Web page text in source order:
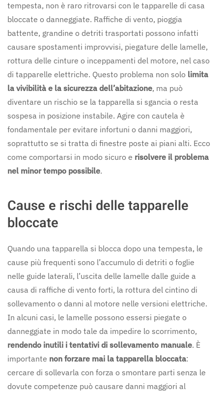
tempesta, non è raro ritrovarsi con le tapparelle di casa
bloccate o danneggiate. Raffiche di vento, pioggia
battente, grandine o detriti trasportati possono infatti
causare spostamenti improvvisi, piegature delle lamelle,
rottura delle cinture o inceppamenti del motore, nel caso
di tapparelle elettriche. Questo problema non solo limita
la vivibilità e la sicurezza dell’abitazione, ma può
diventare un rischio se la tapparella si sgancia o resta
sospesa in posizione instabile. Agire con cautela è
fondamentale per evitare infortuni o danni maggiori,
soprattutto se si tratta di finestre poste ai piani alti. Ecco
come comportarsi in modo sicuro e risolvere il problema
nel minor tempo possibile.
Cause e rischi delle tapparelle
bloccate
Quando una tapparella si blocca dopo una tempesta, le
cause più frequenti sono l’accumulo di detriti o foglie
nelle guide laterali, l’uscita delle lamelle dalle guide a
causa di raffiche di vento forti, la rottura del cintino di
sollevamento o danni al motore nelle versioni elettriche.
In alcuni casi, le lamelle possono essersi piegate o
danneggiate in modo tale da impedire lo scorrimento,
rendendo inutili i tentativi di sollevamento manuale. È
importante non forzare mai la tapparella bloccata:
cercare di sollevarla con forza o smontare parti senza le
dovute competenze può causare danni maggiori al